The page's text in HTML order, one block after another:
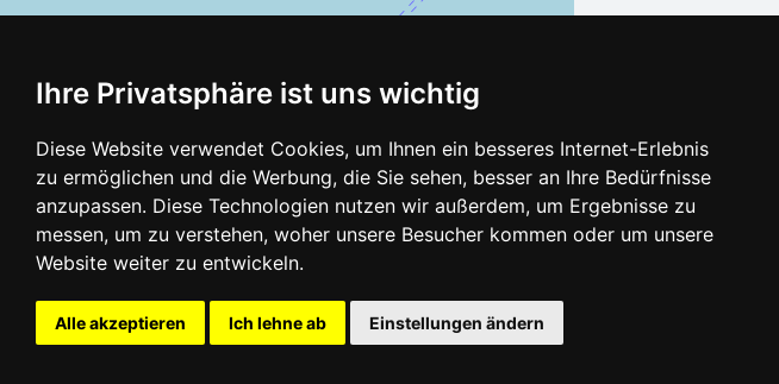
Ihre Privatsphäre ist uns wichtig
Diese Website verwendet Cookies, um Ihnen ein besseres Internet-Erlebnis
zu ermöglichen und die Werbung, die Sie sehen, besser an Ihre Bedürfnisse
anzupassen. Diese Technologien nutzen wir außerdem, um Ergebnisse zu
messen, um zu verstehen, woher unsere Besucher kommen oder um unsere
Website weiter zu entwickeln.
Alle akzeptieren Ich lehne ab Einstellungen ändern
Leaflet| © OpenStreetMapcontributors